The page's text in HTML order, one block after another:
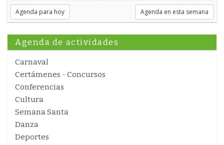
Agenda para hoy Agenda en esta semana
Agenda de actividades
Carnaval
Certámenes - Concursos
Conferencias
Cultura
Semana Santa
Danza
Deportes